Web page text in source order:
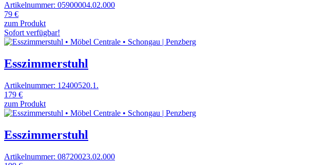
Artikelnummer: 05900004.02.000
79 €
zum Produkt
Sofort verfügbar!
Esszimmerstuhl
Artikelnummer: 12400520.1.
179 €
zum Produkt
Esszimmerstuhl
Artikelnummer: 08720023.02.000